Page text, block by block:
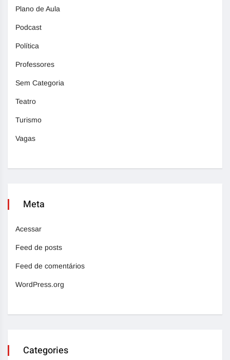
Plano de Aula
Podcast
Política
Professores
Sem Categoria
Teatro
Turismo
Vagas
Meta
Acessar
Feed de posts
Feed de comentários
WordPress.org
Categories